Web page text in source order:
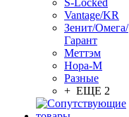
S-Locked
Vantage/KR
Зенит/Омега/
Гарант
Меттэм
Нора-М
Разные
+ ЕЩЕ 2